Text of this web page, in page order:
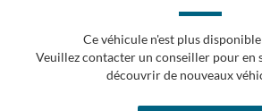
Ce véhicule n'est plus
Veuillez contacter un conseiller pour en
découvrir de nouveaux